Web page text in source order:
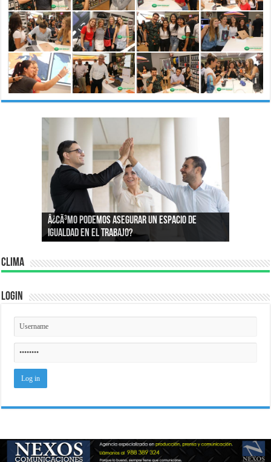
Â¿CÃ³mo podemos asegurar un espacio de
igualdad en el trabajo?
Â¿Por quÃ© compramos lo que compramos?:
Conoce la psicologÃ­a que define nuestros
consumos
Clima
Login